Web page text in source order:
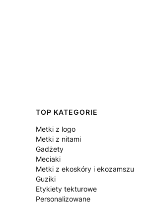
Linki w stopce
TOP KATEGORIE
Metki z logo
Metki z nitami
Gadżety
Meciaki
Metki z ekoskóry i ekozamszu
Guziki
Etykiety tekturowe
Personalizowane